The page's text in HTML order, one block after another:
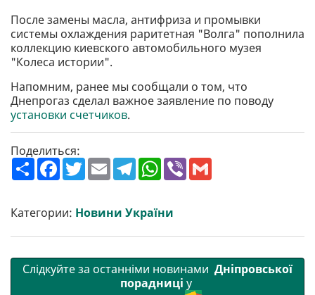
После замены масла, антифриза и промывки
системы охлаждения раритетная "Волга" пополнила
коллекцию киевского автомобильного музея
"Колеса истории".
Напомним, ранее мы сообщали о том, что
Днепрогаз сделал важное заявление по поводу
установки счетчиков.
Поделиться:
П
о
р
и
F
a
b
o
T
w
t
e
E
m
l
T
e
g
r
W
h
s
A
V
Категории: Новини України
Слідкуйте за останніми новинами Дніпровської
порадниці у